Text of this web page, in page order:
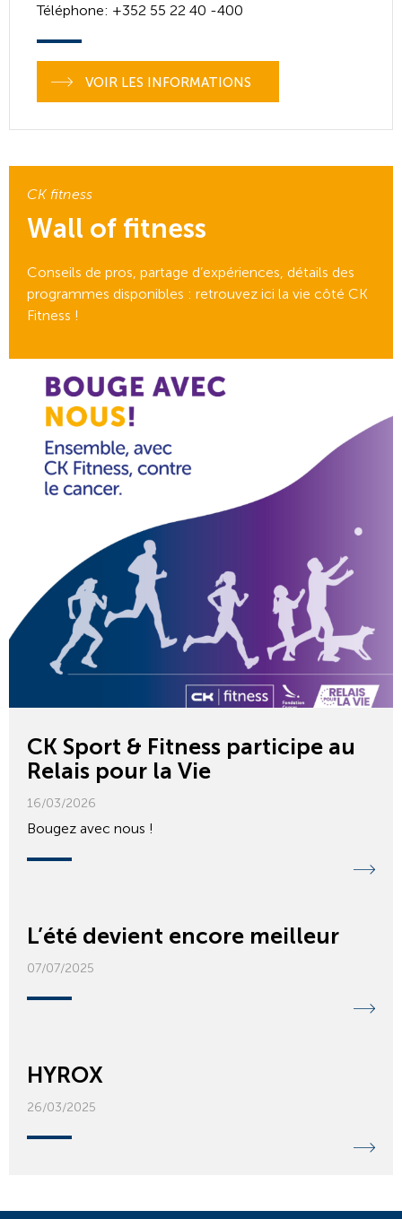
Téléphone: +352 55 22 40 -400
VOIR LES INFORMATIONS
CK fitness
Wall of fitness
Conseils de pros, partage d’expériences, détails des
programmes disponibles : retrouvez ici la vie côté CK
Fitness !
CK Sport & Fitness participe au
Relais pour la Vie
16/03/2026
Bougez avec nous !
L’été devient encore meilleur
07/07/2025
HYROX
26/03/2025